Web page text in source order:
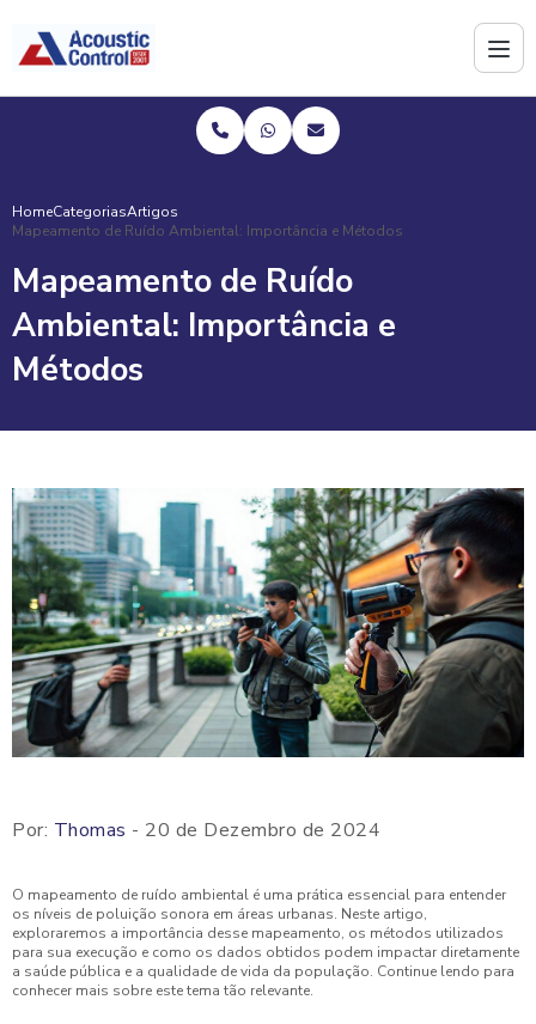
HomeCategoriasArtigos
Mapeamento de Ruído Ambiental: Importância e Métodos
Mapeamento de Ruído
Ambiental: Importância e
Métodos
Por: Thomas - 20 de Dezembro de 2024
O mapeamento de ruído ambiental é uma prática essencial para entender
os níveis de poluição sonora em áreas urbanas. Neste artigo,
exploraremos a importância desse mapeamento, os métodos utilizados
para sua execução e como os dados obtidos podem impactar diretamente
a saúde pública e a qualidade de vida da população. Continue lendo para
conhecer mais sobre este tema tão relevante.